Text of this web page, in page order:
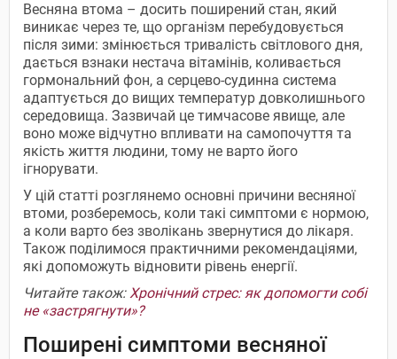
Весняна втома – досить поширений стан, який
виникає через те, що організм перебудовується
після зими: змінюється тривалість світлового дня,
дається взнаки нестача вітамінів, коливається
гормональний фон, а серцево-судинна система
адаптується до вищих температур довколишнього
середовища. Зазвичай це тимчасове явище, але
воно може відчутно впливати на самопочуття та
якість життя людини, тому не варто його
ігнорувати.
У цій статті розглянемо основні причини весняної
втоми, розберемось, коли такі симптоми є нормою,
а коли варто без зволікань звернутися до лікаря.
Також поділимося практичними рекомендаціями,
які допоможуть відновити рівень енергії.
Читайте також:Хронічний стрес: як допомогти собі
не «застрягнути»?
Поширені симптоми весняної